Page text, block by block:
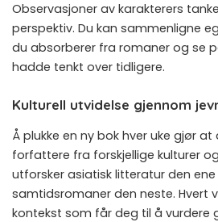
Observasjoner av karakterers
perspektiv. Du kan sammenligne
du absorberer fra romaner og se
hadde tenkt over tidligere.
Kulturell utvidelse gjennom
Å plukke en ny bok hver uke gjør
forfattere fra forskjellige kulturer
utforsker asiatisk litteratur den
samtidsromaner den neste. Hvert
kontekst som får deg til å vurdere